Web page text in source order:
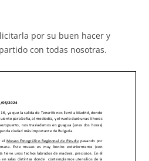
por su buen hacer y
con todas nosotras.